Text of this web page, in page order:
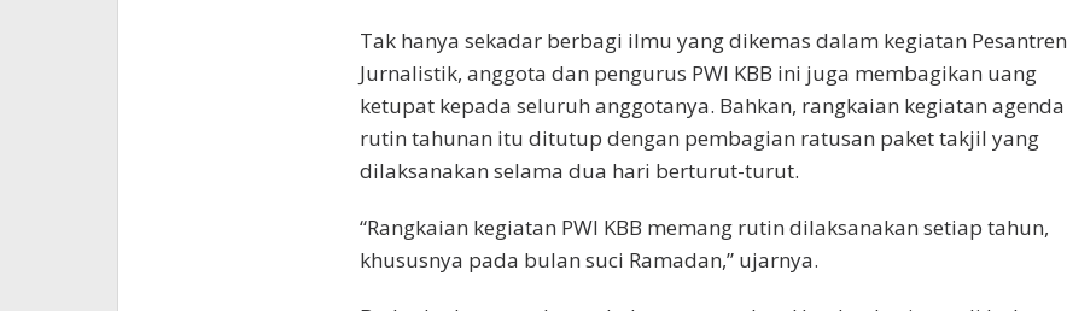
Tak hanya sekadar berbagi ilmu yang dikemas dalam kegiatan Pesantren
Jurnalistik, anggota dan pengurus PWI KBB ini juga membagikan uang
ketupat kepada seluruh anggotanya. Bahkan, rangkaian kegiatan agenda
rutin tahunan itu ditutup dengan pembagian ratusan paket takjil yang
dilaksanakan selama dua hari berturut-turut.
“Rangkaian kegiatan PWI KBB memang rutin dilaksanakan setiap tahun,
khususnya pada bulan suci Ramadan,” ujarnya.